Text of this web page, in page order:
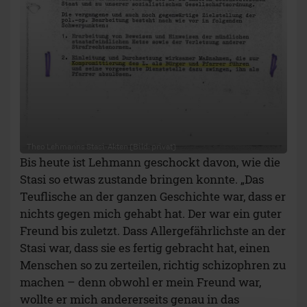
Wie gefällt dir dieser
Beitrag?
„Ostalgie“ löst
Verzweiflung und Wut aus
Es wird kaum verwundern, dass Theo Lehmann
der DDR nicht nachweint. „Ich habe dem Staat
nie etwas positives abgewinnen können. Gerade
die Dinge, die ins Menschliche gehen, sind das